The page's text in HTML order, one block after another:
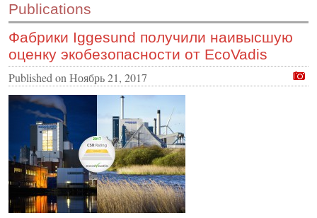
Publications
Фабрики Iggesund получили наивысшую
оценку экобезопасности от EcoVadis
Published on Ноябрь 21, 2017